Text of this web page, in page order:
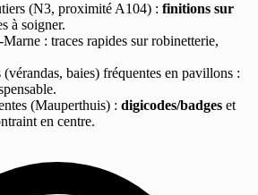
(N3, proximité A104) : finitions sur
à soigner.
: traces rapides sur robinetterie,
baies) fréquentes en pavillons :
(Mauperthuis) : digicodes/badges et
en centre.